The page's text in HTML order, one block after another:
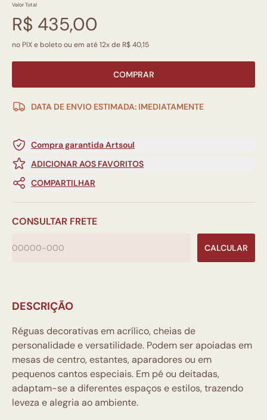
Valor Total
R$ 435,00
no PIX e boleto ou em até 12x de R$ 40,15
COMPRAR
DATA DE ENVIO ESTIMADA: IMEDIATAMENTE
Compra garantida Artsoul
ADICIONAR AOS FAVORITOS
COMPARTILHAR
CONSULTAR FRETE
CALCULAR
DESCRIÇÃO
Réguas decorativas em acrílico, cheias de
personalidade e versatilidade. Podem ser apoiadas em
mesas de centro, estantes, aparadores ou em
pequenos cantos especiais. Em pé ou deitadas,
adaptam-se a diferentes espaços e estilos, trazendo
leveza e alegria ao ambiente.